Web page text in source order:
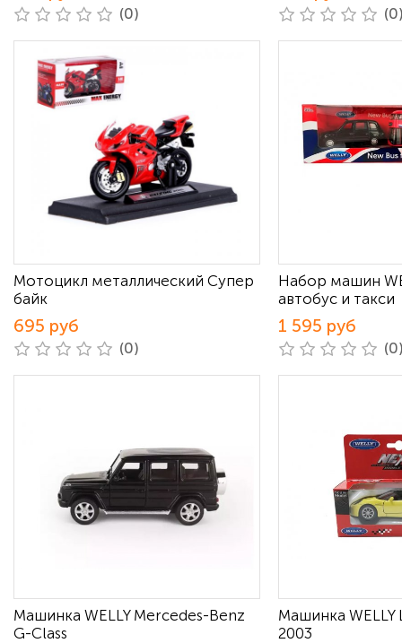
(0)
Мотоцикл металлический Супер
байк
695 руб
(0)
Набор машин
автобус и такси
1 595 руб
Машинка WELLY Mercedes-Benz
G-Class
Машинка WELLY
2003